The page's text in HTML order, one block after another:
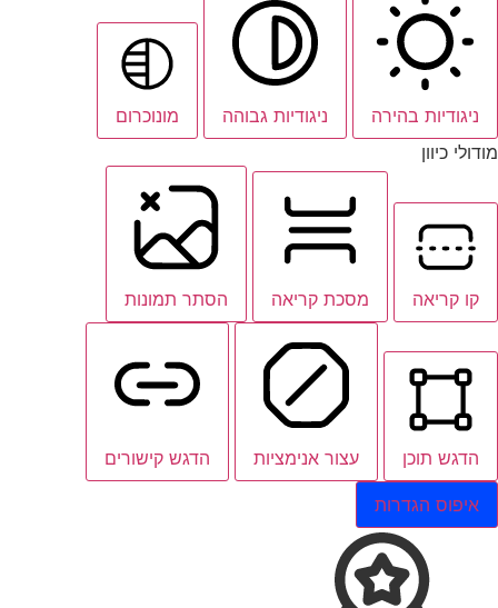
ניגודיות בהירה ניגודיות גבוהה
מונוכרום
מודולי כיוון
קו קריאה מסכת קריאה הסתר תמונות
הדגש תוכן עצור אנימציות הדגש קישורים
איפוס הגדרות